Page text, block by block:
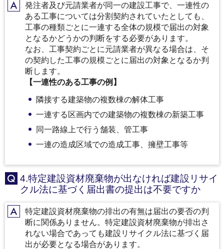
A発注者及び元請業者が同一の建設工事で、一連性の
ある工事については分割契約されていたとしても、
工事の種類ごとに一連する全体の規模で届出の対象
となるかどうかの判断をする必要があります。
なお、工事契約ごとに元請業者が異なる場合は、そ
の契約した工事の規模ごとに届出の対象となるか判
断します。
【一連性のある工事の例】
隣接する建築物の複数棟の解体工事
一連する区画内での建築物の複数棟の新築工事
同一路線上で行う舗装、管工事
一連の造成区域での造成工事、擁壁工事等
Q
4.特定建設資材廃棄物が出なければ建設リサイ
クル法に基づく届出書の提出は不要ですか
A特定建設資材廃棄物の排出の有無は届出の要否の判
断に関係ありません。特定建設資材廃棄物が排出さ
れない場合であっても建設リサイクル法に基づく届
出が必要となる場合があります。